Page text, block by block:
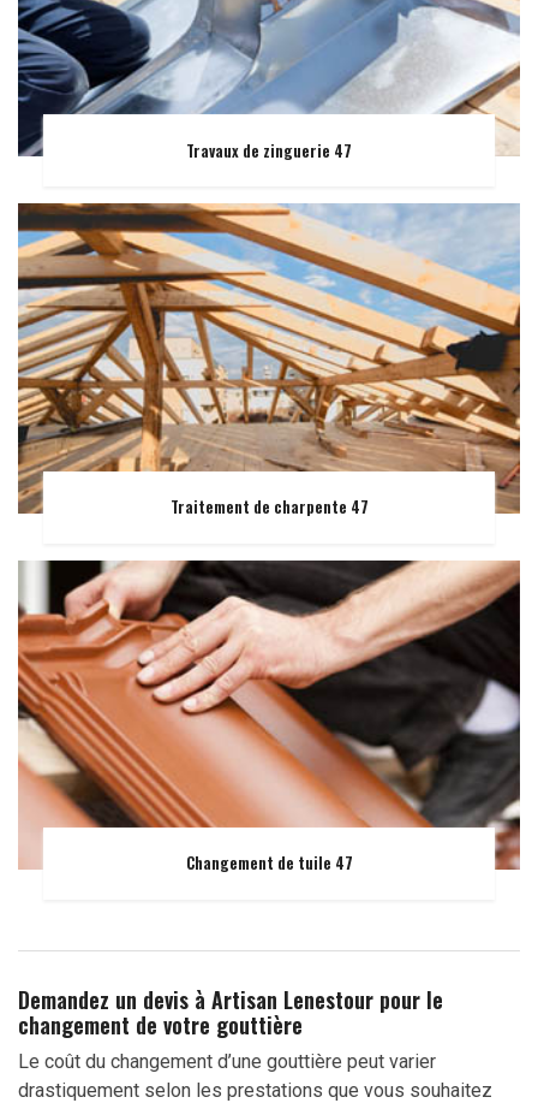
Travaux de zinguerie 47
Traitement de charpente 47
Changement de tuile 47
Demandez un devis à Artisan Lenestour pour le
changement de votre gouttière
Le coût du changement d’une gouttière peut varier
drastiquement selon les prestations que vous souhaitez